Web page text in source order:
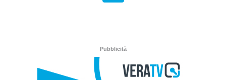
Pubblicità